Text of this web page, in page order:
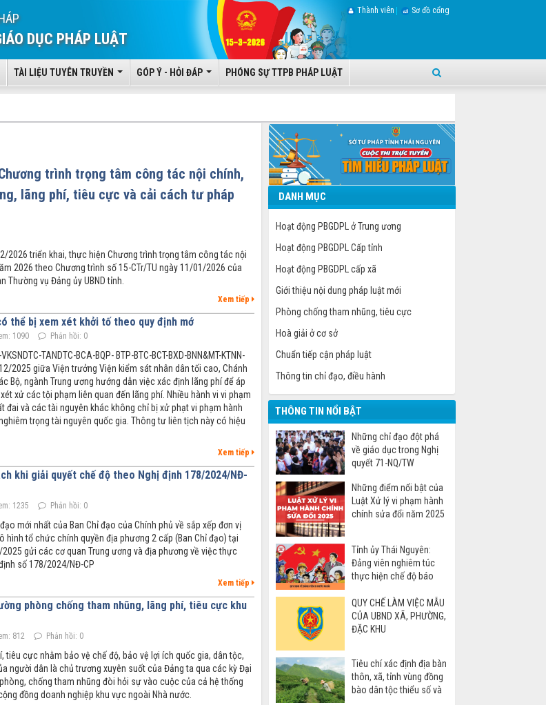
DỤC PHÁP LUẬT
TÀI LIỆU TUYÊN TRUYỀN GÓP Ý - HỎI ĐÁP PHÓNG SỰ TTPB PHÁP LUẬT
Thành viên Sơ đồ cổng
trình trọng tâm công tác nội chính,
lãng phí, tiêu cực và cải cách tư pháp
2026 triển khai, thực hiện Chương trình trọng tâm công tác nội
2026 theo Chương trình số 15-CTr/TU ngày 11/01/2026 của
Thường vụ Đảng ủy UBND tỉnh.
Xem tiếp
thể bị xem xét khởi tố theo quy định mớ
1090 Phản hồi: 0
TANDTC-BCA-BQP- BTP-BTC-BCT-BXD-BNN&MT-KTNN-
2025 giữa Viện trưởng Viện kiểm sát nhân dân tối cao, Chánh
Bộ, ngành Trung ương hướng dẫn việc xác định lãng phí để áp
xử các tội phạm liên quan đến lãng phí. Nhiều hành vi vi phạm
đai và các tài nguyên khác không chỉ bị xử phạt vi phạm hành
trọng tài nguyên quốc gia. Thông tư liên tịch này có hiệu
Xem tiếp
khi giải quyết chế độ theo Nghị định 178/2024/NĐ-
1235 Phản hồi: 0
mới nhất của Ban Chỉ đạo của Chính phủ về sắp xếp đơn vị
hình tổ chức chính quyền địa phương 2 cấp (Ban Chỉ đạo) tại
gửi các cơ quan Trung ương và địa phương về việc thực
số 178/2024/NĐ-CP
Xem tiếp
phòng chống tham nhũng, lãng phí, tiêu cực khu
812 Phản hồi: 0
tiêu cực nhằm bảo vệ chế độ, bảo vệ lợi ích quốc gia, dân tộc,
người dân là chủ trương xuyên suốt của Đảng ta qua các kỳ Đại
chống tham nhũng đòi hỏi sự vào cuộc của cả hệ thống
đồng doanh nghiệp khu vực ngoài Nhà nước.
DANH MỤC
Hoạt động PBGDPL ở Trung ương
Hoạt động PBGDPL Cấp tỉnh
Hoạt động PBGDPL cấp xã
Giới thiệu nội dung pháp luật mới
Phòng chống tham nhũng, tiêu cực
Hoà giải ở cơ sở
Chuẩn tiếp cận pháp luật
Thông tin chỉ đạo, điều hành
THÔNG TIN NỔI BẬT
Những chỉ đạo đột phá
về giáo dục trong Nghị
quyết 71-NQ/TW
Những điểm nổi bật của
Luật Xử lý vi phạm hành
chính sửa đổi năm 2025
Tỉnh ủy Thái Nguyên:
Đảng viên nghiêm túc
thực hiện chế độ báo
QUY CHẾ LÀM VIỆC MẪU
CỦA UBND XÃ, PHƯỜNG,
ĐẶC KHU
Tiêu chí xác định địa bàn
thôn, xã, tỉnh vùng đồng
bào dân tộc thiểu số và